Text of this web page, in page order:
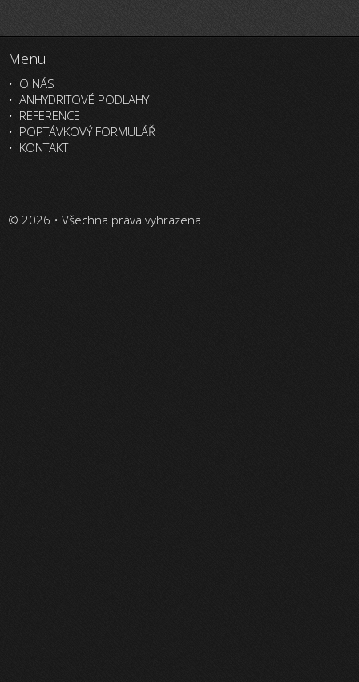
Menu
O NÁS
ANHYDRITOVÉ PODLAHY
REFERENCE
POPTÁVKOVÝ FORMULÁŘ
KONTAKT
© 2026 • Všechna práva vyhrazena